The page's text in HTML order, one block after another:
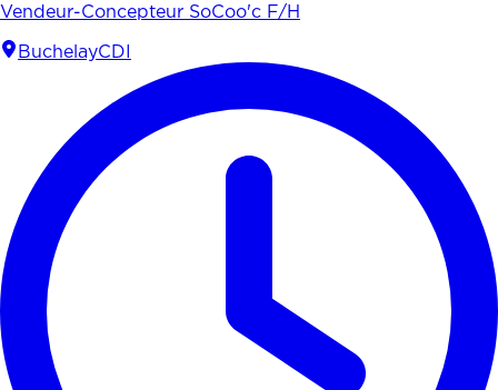
Vendeur-Concepteur SoCoo'c F/H
BuchelayCDI